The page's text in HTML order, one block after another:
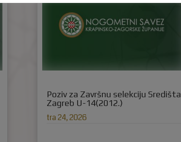
Poziv za Završnu selekciju Središta
Zagreb U-14(2012.)
tra 24, 2026